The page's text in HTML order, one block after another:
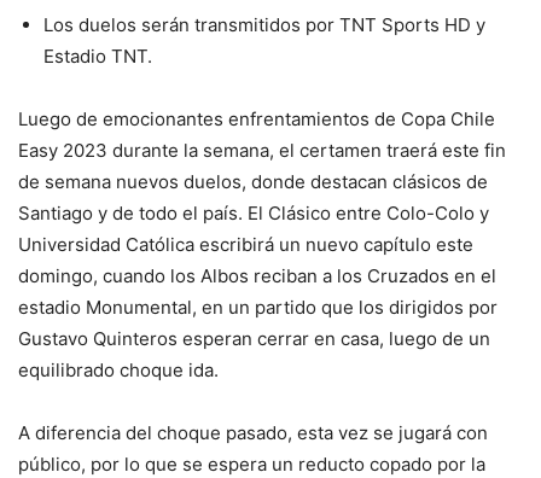
Los duelos serán transmitidos por TNT Sports HD y
Estadio TNT.
Luego de emocionantes enfrentamientos de Copa Chile
Easy 2023 durante la semana, el certamen traerá este fin
de semana nuevos duelos, donde destacan clásicos de
Santiago y de todo el país. El Clásico entre Colo-Colo y
Universidad Católica escribirá un nuevo capítulo este
domingo, cuando los Albos reciban a los Cruzados en el
estadio Monumental, en un partido que los dirigidos por
Gustavo Quinteros esperan cerrar en casa, luego de un
equilibrado choque ida.
A diferencia del choque pasado, esta vez se jugará con
público, por lo que se espera un reducto copado por la